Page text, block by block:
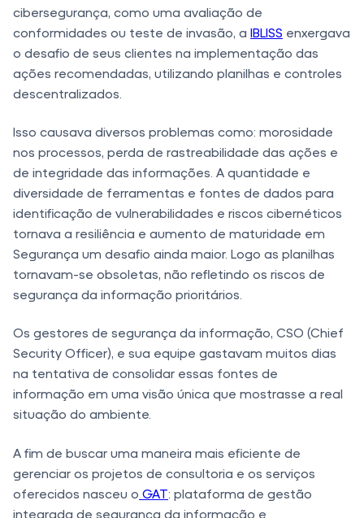
cibersegurança, como uma avaliação de
conformidades ou teste de invasão, a IBLISS enxergava
o desafio de seus clientes na implementação das
ações recomendadas, utilizando planilhas e controles
descentralizados.
Isso causava diversos problemas como: morosidade
nos processos, perda de rastreabilidade das ações e
de integridade das informações. A quantidade e
diversidade de ferramentas e fontes de dados para
identificação de vulnerabilidades e riscos cibernéticos
tornava a resiliência e aumento de maturidade em
Segurança um desafio ainda maior. Logo as planilhas
tornavam-se obsoletas, não refletindo os riscos de
segurança da informação prioritários.
Os gestores de segurança da informação, CSO (Chief
Security Officer), e sua equipe gastavam muitos dias
na tentativa de consolidar essas fontes de
informação em uma visão única que mostrasse a real
situação do ambiente.
A fim de buscar uma maneira mais eficiente de
gerenciar os projetos de consultoria e os serviços
oferecidos nasceu o GAT: plataforma de gestão
integrada de segurança da informação e